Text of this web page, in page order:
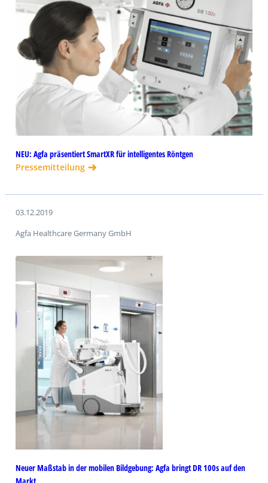
NEU: Agfa präsentiert SmartXR für intelligentes Röntgen
Pressemitteilung
03.12.2019
Agfa Healthcare Germany GmbH
Neuer Maßstab in der mobilen Bildgebung: Agfa bringt DR 100s auf den